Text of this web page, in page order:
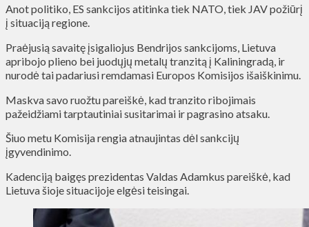
Anot politiko, ES sankcijos atitinka tiek NATO, tiek JAV požiūrį
į situaciją regione.
Praėjusią savaitę įsigaliojus Bendrijos sankcijoms, Lietuva
apribojo plieno bei juodųjų metalų tranzitą į Kaliningradą, ir
nurodė tai padariusi remdamasi Europos Komisijos išaiškinimu.
Maskva savo ruožtu pareiškė, kad tranzito ribojimais
pažeidžiami tarptautiniai susitarimai ir pagrasino atsaku.
Šiuo metu Komisija rengia atnaujintas dėl sankcijų
įgyvendinimo.
Kadenciją baigęs prezidentas Valdas Adamkus pareiškė, kad
Lietuva šioje situacijoje elgėsi teisingai.